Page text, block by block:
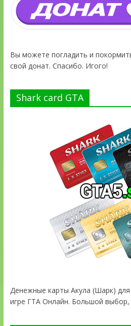
Вы можете погладить и
свой донат. Спасибо. Игого!
Shark card GTA
Денежные карты Акула (Шарк)
игре ГТА Онлайн. Большой выбор,